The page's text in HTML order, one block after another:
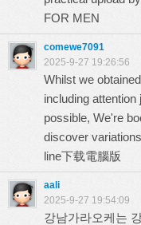
FOR MEN
comewe7091
2025-9-27 19:26:56
Whilst we
including
possible, We're
discover
line下载電腦版
aali
2025-9-27 19:54:09
강남가라오케는